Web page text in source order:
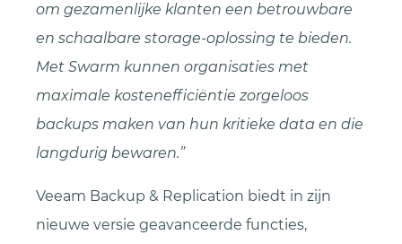
om gezamenlijke klanten een betrouwbare
en schaalbare storage-oplossing te bieden.
Met Swarm kunnen organisaties met
maximale kostenefficiëntie zorgeloos
backups maken van hun kritieke data en die
langdurig bewaren.”
Veeam Backup & Replication biedt in zijn
nieuwe versie geavanceerde functies,